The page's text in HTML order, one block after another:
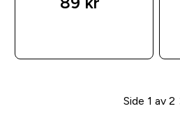
Paginering
Side 1 av 2